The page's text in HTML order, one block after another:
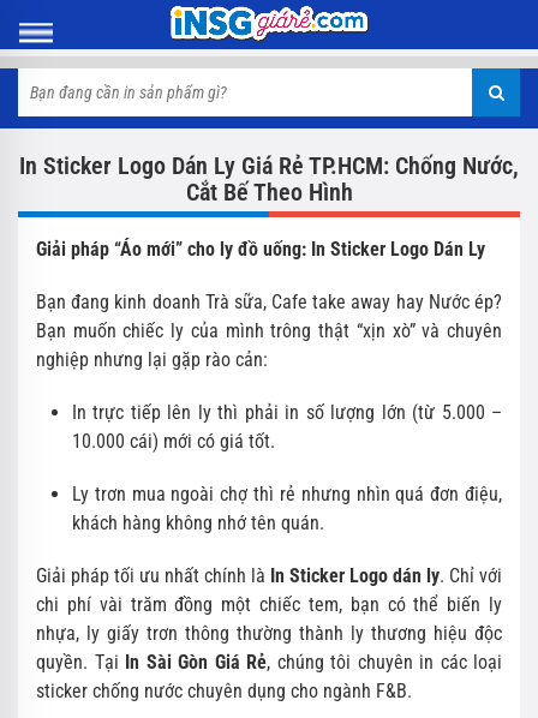
In Sticker Logo Dán Ly Giá Rẻ TP.HCM: Chống Nước,
Cắt Bế Theo Hình
Giải pháp “Áo mới” cho ly đồ uống: In Sticker Logo Dán Ly
Bạn đang kinh doanh Trà sữa, Cafe take away hay Nước ép?
Bạn muốn chiếc ly của mình trông thật “xịn xò” và chuyên
nghiệp nhưng lại gặp rào cản:
In trực tiếp lên ly thì phải in số lượng lớn (từ 5.000 –
10.000 cái) mới có giá tốt.
Ly trơn mua ngoài chợ thì rẻ nhưng nhìn quá đơn điệu,
khách hàng không nhớ tên quán.
Giải pháp tối ưu nhất chính là In Sticker Logo dán ly. Chỉ với
chi phí vài trăm đồng một chiếc tem, bạn có thể biến ly
nhựa, ly giấy trơn thông thường thành ly thương hiệu độc
quyền. Tại In Sài Gòn Giá Rẻ, chúng tôi chuyên in các loại
sticker chống nước chuyên dụng cho ngành F&B.